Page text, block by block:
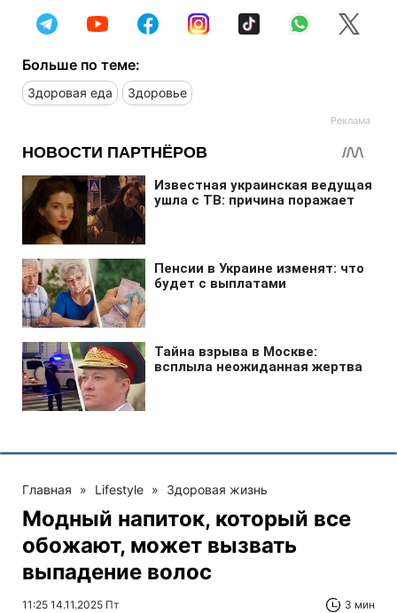
Больше по теме:
Здоровая еда Здоровье
Главная » Lifestyle » Здоровая жизнь
Модный напиток, который все
обожают, может вызвать
выпадение волос
11:25 14.11.2025 Пт 3 мин